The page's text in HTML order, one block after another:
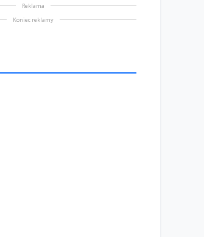
Reklama
Koniec reklamy